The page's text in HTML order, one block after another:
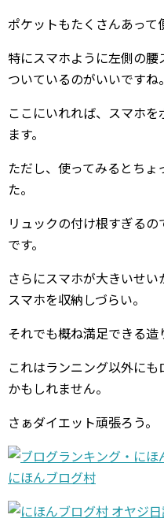
ポケットもたくさんあって
特にスマホように左側の
ついているのがいいですね。
ここにいれれば、スマホ
ます。
ただし、使ってみるとち
た。
リュックの付け根すぎる
です。
さらにスマホが大きいせい
スマホを収納しづらい。
それでも概ね満足できる造
これはランニング以外に
かもしれません。
さぁダイエット頑張ろう。
にほんブログ村